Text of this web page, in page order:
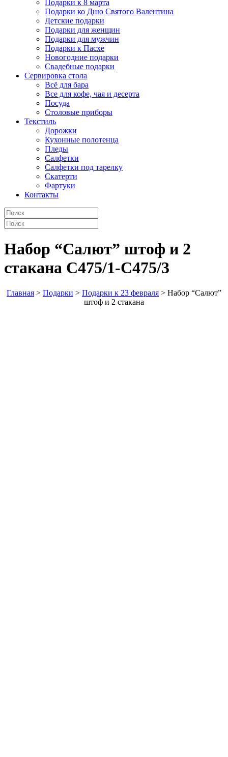
Подарки к 8 марта
Подарки ко Дню Святого Валентина
Детские подарки
Подарки для женщин
Подарки для мужчин
Подарки к Пасхе
Новогодние подарки
Свадебные подарки
Сервировка стола
Всё для бара
Все для кофе, чая и десерта
Посуда
Столовые приборы
Текстиль
Дорожки
Кухонные полотенца
Пледы
Салфетки
Салфетки под тарелку
Скатерти
Фартуки
Контакты
Набор “Салют” штоф и 2
стакана С475/1-С475/3
Главная > Подарки > Подарки к 23 февраля > Набор “Салют”
штоф и 2 стакана